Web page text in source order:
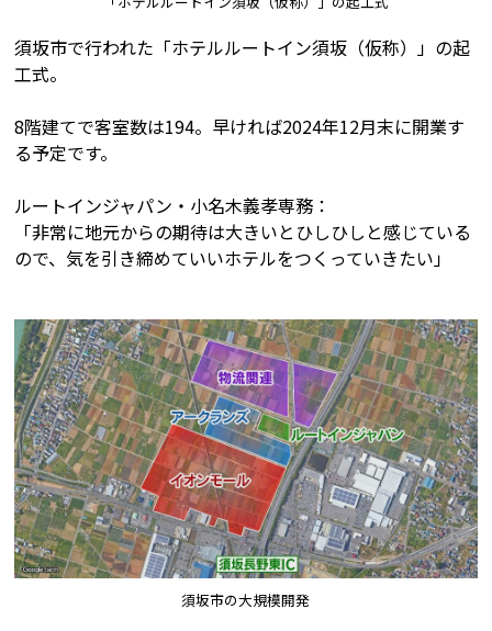
須坂市で行われた「ホテルルートイン須坂（仮称）」の起
工式。
8階建てで客室数は194。早ければ2024年12月末に開業す
る予定です。
ルートインジャパン・小名木義孝専務：
「非常に地元からの期待は大きいとひしひしと感じている
ので、気を引き締めていいホテルをつくっていきたい」
須坂市の大規模開発